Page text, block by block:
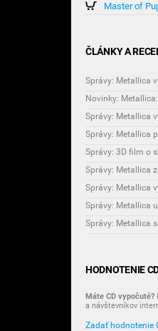
Master of
ČLÁNKY A
Správy: Metallica
Novinky:
Správy: Metallica
Správy: Metallica
Správy: 3D film o
Správy: Metallica
Správy: Metallica
Správy: Metallica
Správy: Metallica
HODNOTENIE
Máte CD vypočuté?
a návštevníkov
Zadať hodnotenie